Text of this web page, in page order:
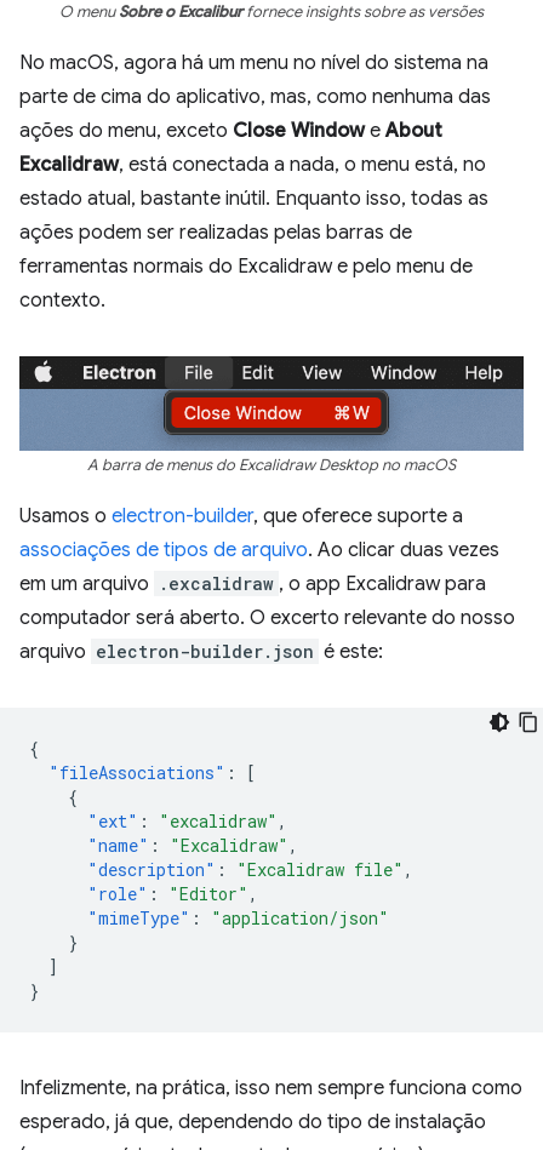
O menuSobre o Excaliburfornece insights sobre as versões
No macOS, agora há um menu no nível do sistema na
parte de cima do aplicativo, mas, como nenhuma das
ações do menu, exceto Close WindoweAbout
Excalidraw, está conectada a nada, o menu está, no
estado atual, bastante inútil. Enquanto isso, todas as
ações podem ser realizadas pelas barras de
ferramentas normais do Excalidraw e pelo menu de
contexto.
A barra de menus do Excalidraw Desktop no macOS
Usamos o electron-builder, que oferece suporte a
associações de tipos de arquivo. Ao clicar duas vezes
em um arquivo
.excalidraw , o app Excalidraw para
computador será aberto. O excerto relevante do nosso
arquivo electron-builder.json é este:
{
"fileAssociations" :
[
{
"ext" : "excalidraw" ,
"name" : "Excalidraw" ,
"description" : "Excalidraw file" ,
"role" : "Editor" ,
"mimeType" :
"application/json"
}
]
}
Infelizmente, na prática, isso nem sempre funciona como
esperado, já que, dependendo do tipo de instalação